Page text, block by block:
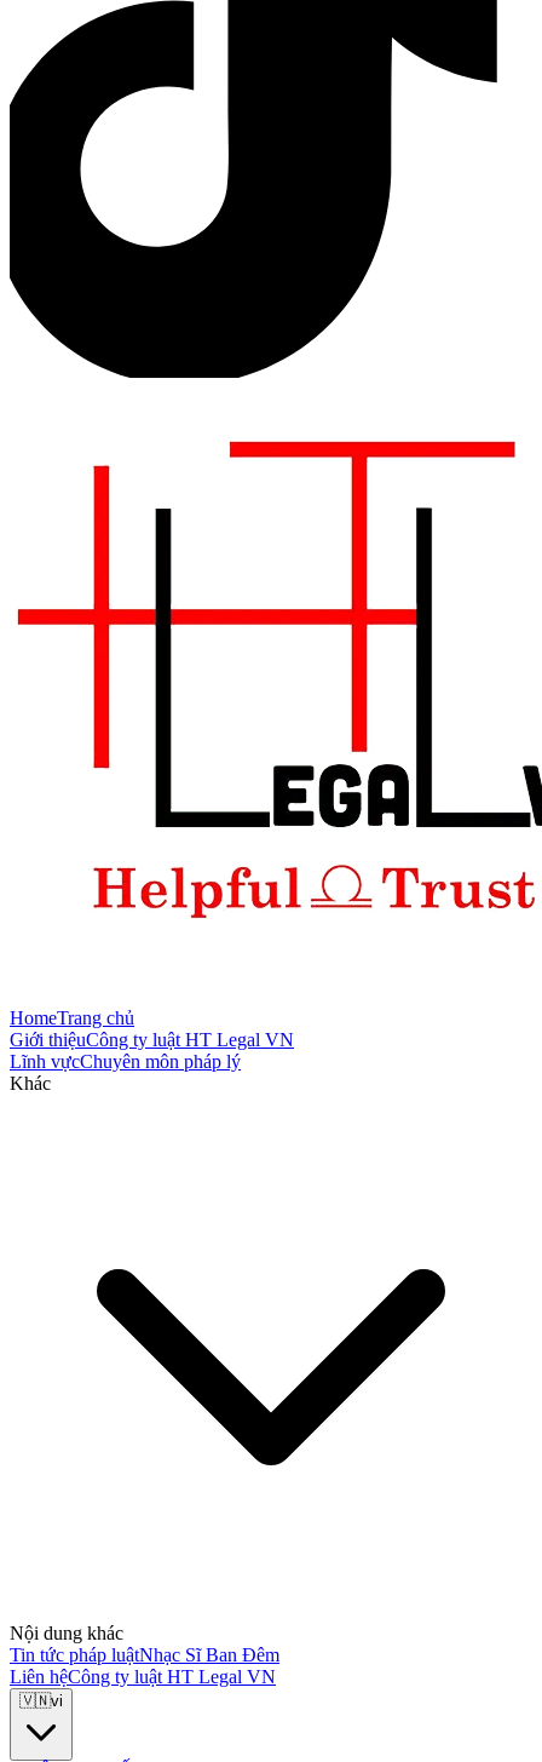
HomeTrang chủ
Giới thiệuCông ty luật HT Legal VN
Lĩnh vựcChuyên môn pháp lý
Khác
Nội dung khác
Tin tức pháp luậtNhạc Sĩ Ban Đêm
Liên hệCông ty luật HT Legal VN
🇻🇳vi